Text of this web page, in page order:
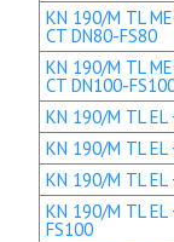
KN 190/M TL
CT DN80-FS80
KN 190/M TL
CT DN100-
KN 190/M TL EL
KN 190/M TL EL
KN 190/M TL EL
KN 190/M TL EL
FS100